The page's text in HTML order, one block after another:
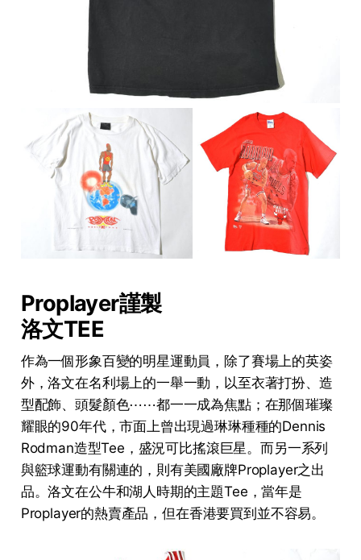
Proplayer謹製
洛文TEE
作為一個形象百變的明星運動員，除了賽場上的英姿
外，洛文在名利場上的一舉一動，以至衣著打扮、造
型配飾、頭髮顏色⋯⋯都一一成為焦點；在那個璀璨
耀眼的90年代，市面上曾出現過琳琳種種的Dennis
Rodman造型Tee，盛況可比搖滾巨星。而另一系列
與籃球運動有關連的，則有美國廠牌Proplayer之出
品。洛文在公牛和湖人時期的主題Tee，當年是
Proplayer的熱賣產品，但在香港要買到並不容易。